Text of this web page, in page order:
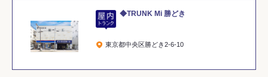
◆TRUNK Mi 勝どき
東京都中央区勝どき2-6-10